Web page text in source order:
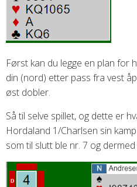
Først kan du legge en plan for
din (nord) etter pass fra vest
øst dobler.
Så til selve spillet, og dette er
Hordaland 1/Charlsen sin
som til slutt ble nr. 7 og